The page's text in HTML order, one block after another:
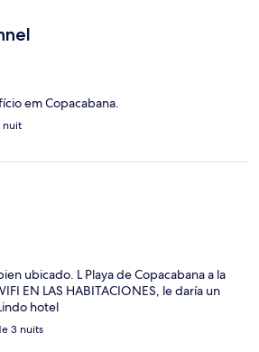
em Copacabana.
nuit
ubicado. L Playa de Copacabana a la
EN LAS HABITACIONES, le daría un
hotel
3 nuits